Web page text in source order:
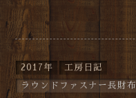
2017年 工房日記
ラウンドファスナー長財布